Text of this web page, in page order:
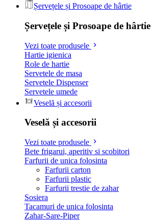
Șervețele și Prosoape de hârtie
Șervețele și Prosoape de hârtie
Vezi toate produsele
Hartie igienica
Role de hartie
Servetele de masa
Servetele Dispenser
Servetele umede
Veselă și accesorii
Veselă și accesorii
Vezi toate produsele
Bete frigarui, aperitiv si scobitori
Farfurii de unica folosinta
Farfurii carton
Farfurii plastic
Farfurii trestie de zahar
Sosiera
Tacamuri de unica folosinta
Zahar-Sare-Piper